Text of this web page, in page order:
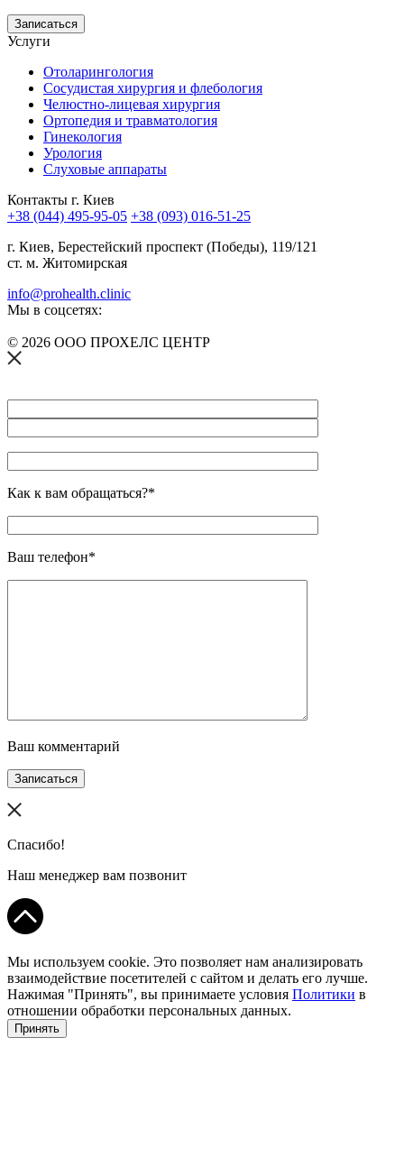
Записаться
Услуги
Отоларингология
Сосудистая хирургия и флебология
Челюстно-лицевая хирургия
Ортопедия и травматология
Гинекология
Урология
Слуховые аппараты
Контакты г. Киев
+38 (044) 495-95-05 +38 (093) 016-51-25
г. Киев, Берестейский проспект (Победы), 119/121
ст. м. Житомирская
info@prohealth.clinic
Мы в соцсетях:
© 2026 ООО ПРОХЕЛС ЦЕНТР
Как к вам обращаться?*
Ваш телефон*
Ваш комментарий
Записаться
Спасибо!
Наш менеджер вам позвонит
Мы используем cookie. Это позволяет нам анализировать
взаимодействие посетителей с сайтом и делать его лучше.
Нажимая "Принять", вы принимаете условия Политики в
отношении обработки персональных данных.
Принять